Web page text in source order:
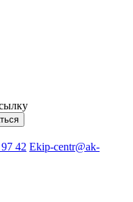
42 Ekip-centr@ak-